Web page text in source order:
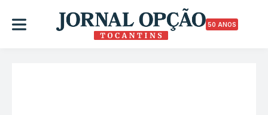
50 ANOS